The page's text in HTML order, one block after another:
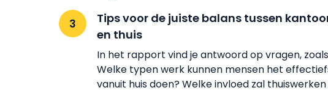
Tips voor de juiste balans tussen
en thuis
In het rapport vind je antwoord op vragen,
Welke typen werk kunnen mensen het
vanuit huis doen? Welke invloed zal thuiswerken